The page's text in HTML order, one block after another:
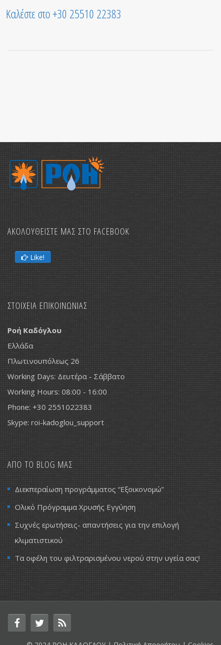
Καλέστε στο +30 25510 22383
ΑΚΟΛΟΥΘΕΙΣΤΕ ΜΑΣ ΣΤΟ FACEBOOK
Like!
ΣΤΟΙΧΕΙΑ ΕΠΙΚΟΙΝΩΝΙΑΣ
Ροή Καδόγλου
Ελλάδα
Πλωτινουπόλεως 26
Working Days: Δευτέρα - Σάββατο
Working Hours: 08:00 - 16:00
Phone: +30 2551022383
Skype: roi-kadoglou_support
ΑΠΟ ΤΟ BLOG ΜΑΣ
Διεκπεραίωση προγράμματος “Εξοικονομώ”
Ολικό Πρόγραμμα Χρυσής Εγγύηση
Συχνές ερωτήσεις- απαντήσεις για την επιλογή
κλιματιστικού
Τα οφέλη του φιλτραρισμένου νερού στην υγεία σας!